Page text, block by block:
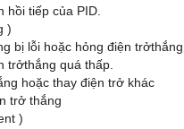
tiếp của PID.
)
bị lỗi hoặc hỏng điện trởthắng.
quá thấp.
hoặc thay điện trở khác
thắng
)